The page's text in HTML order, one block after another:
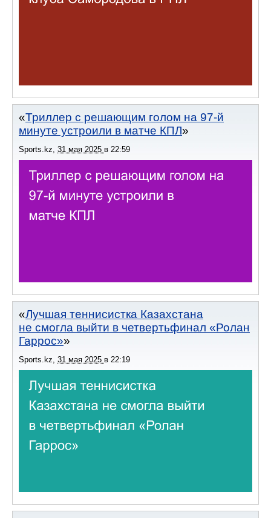
Триллер с решающим голом на 97-й
минуте устроили в матче КПЛ
Sports.kz 31 мая 2025 в 22:59
Лучшая теннисистка Казахстана
не смогла выйти в четвертьфинал «Ролан
Гаррос»
Sports.kz 31 мая 2025 в 22:19